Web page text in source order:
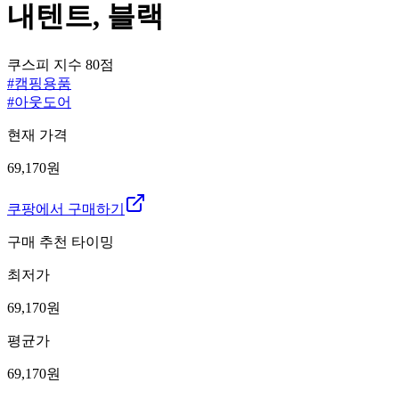
내텐트, 블랙
쿠스피 지수 80점
#캠핑용품
#아웃도어
현재 가격
69,170원
쿠팡에서 구매하기
구매 추천 타이밍
최저가
69,170원
평균가
69,170원